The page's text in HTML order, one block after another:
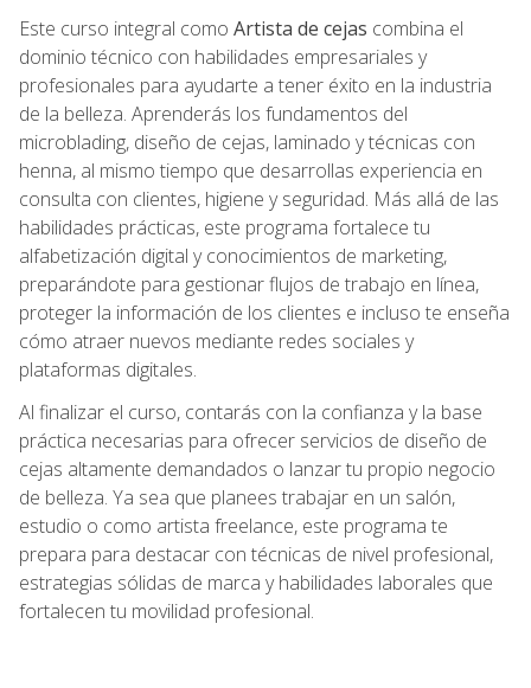
Este curso integral como Artista de cejas combina el
dominio técnico con habilidades empresariales y
profesionales para ayudarte a tener éxito en la industria
de la belleza. Aprenderás los fundamentos del
microblading, diseño de cejas, laminado y técnicas con
henna, al mismo tiempo que desarrollas experiencia en
consulta con clientes, higiene y seguridad. Más allá de las
habilidades prácticas, este programa fortalece tu
alfabetización digital y conocimientos de marketing,
preparándote para gestionar flujos de trabajo en línea,
proteger la información de los clientes e incluso te enseña
cómo atraer nuevos mediante redes sociales y
plataformas digitales.
Al finalizar el curso, contarás con la confianza y la base
práctica necesarias para ofrecer servicios de diseño de
cejas altamente demandados o lanzar tu propio negocio
de belleza. Ya sea que planees trabajar en un salón,
estudio o como artista freelance, este programa te
prepara para destacar con técnicas de nivel profesional,
estrategias sólidas de marca y habilidades laborales que
fortalecen tu movilidad profesional.